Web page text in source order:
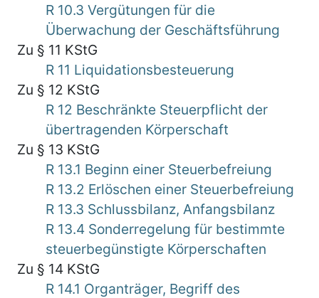
R 10.3 Vergütungen für die
Überwachung der Geschäftsführung
Zu § 11 KStG
R 11 Liquidationsbesteuerung
Zu § 12 KStG
R 12 Beschränkte Steuerpflicht der
übertragenden Körperschaft
Zu § 13 KStG
R 13.1 Beginn einer Steuerbefreiung
R 13.2 Erlöschen einer Steuerbefreiung
R 13.3 Schlussbilanz, Anfangsbilanz
R 13.4 Sonderregelung für bestimmte
steuerbegünstigte Körperschaften
Zu § 14 KStG
R 14.1 Organträger, Begriff des